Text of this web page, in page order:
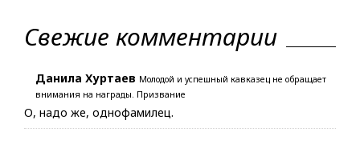
Свежие комментарии
Данила Хуртаев Молодой и успешный кавказец не обращает
внимания на награды. Призвание
О, надо же, однофамилец.